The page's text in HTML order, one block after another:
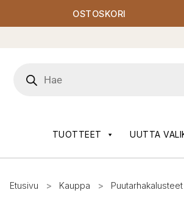
OSTOSKORI
search
TUOTTEET UUTTA
Etusivu > Kauppa > Puutarhakalusteet